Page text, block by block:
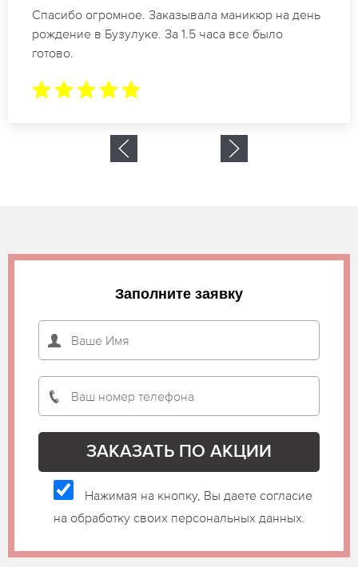
Идеальные специалисты своего дела по
маникюру в Бузулуке. Замечательный результат.
Буду обращаться еще.
Заполните заявку
Нажимая на кнопку, Вы даете согласие
на обработку своих персональных данных.